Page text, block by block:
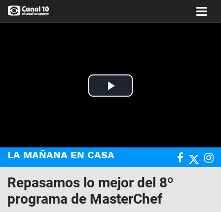
Play
LA MAÑANA EN CASA
Repasamos lo mejor del 8º
programa de MasterChef